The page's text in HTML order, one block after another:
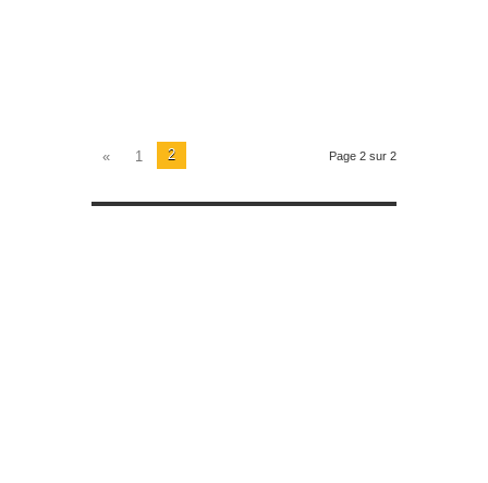
Page 2 sur 2
« 1 2